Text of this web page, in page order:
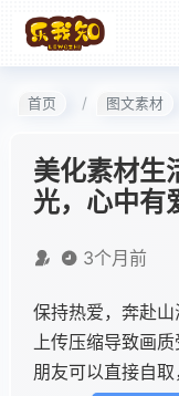
首页 图文素材
美化素材生
光，心中有
3个月前
保持热爱，奔赴山
上传压缩导致画
朋友可以直接自